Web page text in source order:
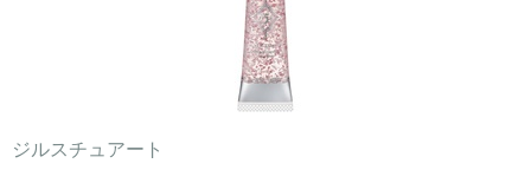
ジルスチュアート